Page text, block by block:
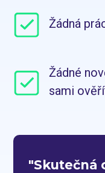
Žádná
Žádné
sami
"Skutečná